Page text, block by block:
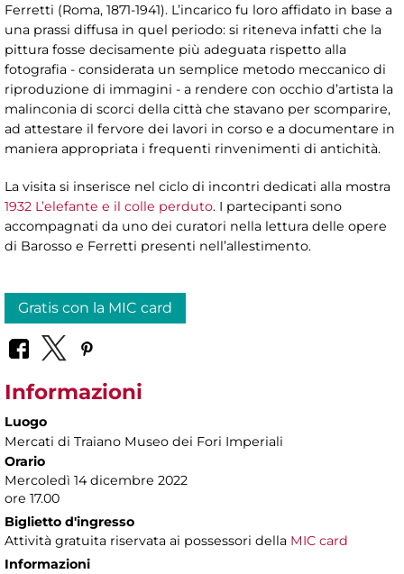
Ferretti (Roma, 1871-1941). L’incarico fu loro affidato in base a
una prassi diffusa in quel periodo: si riteneva infatti che la
pittura fosse decisamente più adeguata rispetto alla
fotografia - considerata un semplice metodo meccanico di
riproduzione di immagini - a rendere con occhio d’artista la
malinconia di scorci della città che stavano per scomparire,
ad attestare il fervore dei lavori in corso e a documentare in
maniera appropriata i frequenti rinvenimenti di antichità.
La visita si inserisce nel ciclo di incontri dedicati alla mostra
1932 L’elefante e il colle perduto. I partecipanti sono
accompagnati da uno dei curatori nella lettura delle opere
di Barosso e Ferretti presenti nell’allestimento.
Gratis con la MIC card
Informazioni
Luogo
Mercati di Traiano Museo dei Fori Imperiali
Orario
Mercoledì 14 dicembre 2022
ore 17.00
Biglietto d'ingresso
Attività gratuita riservata ai possessori della MIC card
Informazioni